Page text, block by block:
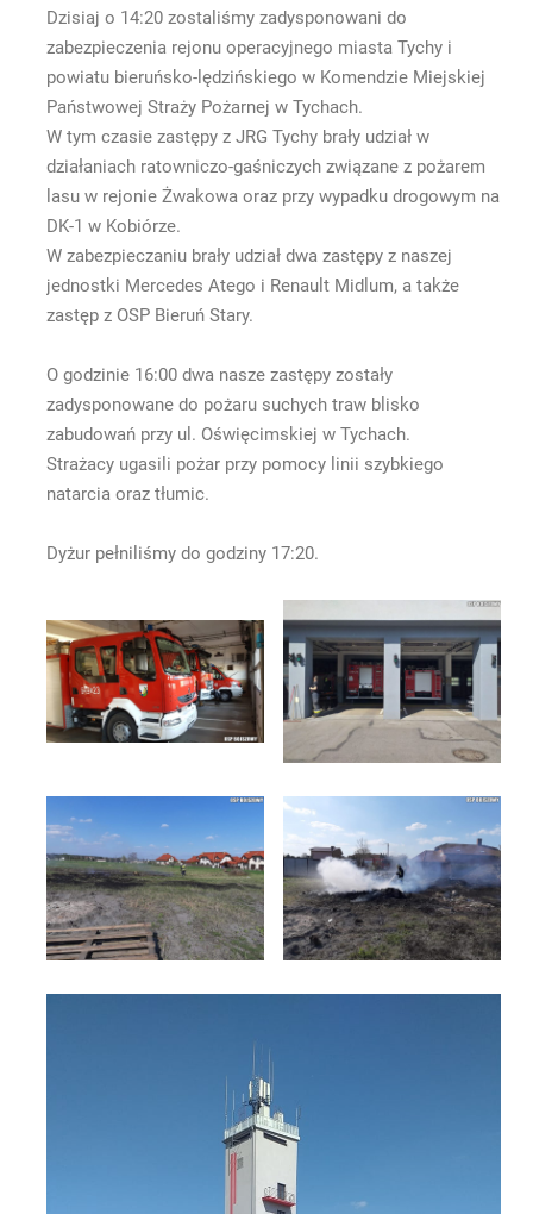
Dzisiaj o 14:20 zostaliśmy zadysponowani do
zabezpieczenia rejonu operacyjnego miasta Tychy i
powiatu bieruńsko-lędzińskiego w Komendzie Miejskiej
Państwowej Straży Pożarnej w Tychach.
W tym czasie zastępy z JRG Tychy brały udział w
działaniach ratowniczo-gaśniczych związane z pożarem
lasu w rejonie Żwakowa oraz przy wypadku drogowym na
DK-1 w Kobiórze.
W zabezpieczaniu brały udział dwa zastępy z naszej
jednostki Mercedes Atego i Renault Midlum, a także
zastęp z OSP Bieruń Stary.
O godzinie 16:00 dwa nasze zastępy zostały
zadysponowane do pożaru suchych traw blisko
zabudowań przy ul. Oświęcimskiej w Tychach.
Strażacy ugasili pożar przy pomocy linii szybkiego
natarcia oraz tłumic.
Dyżur pełniliśmy do godziny 17:20.